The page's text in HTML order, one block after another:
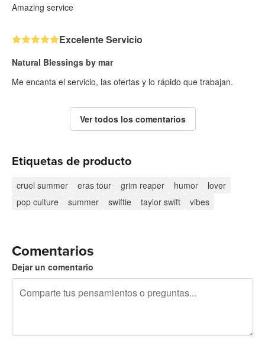
Amazing service
Excelente Servicio
Natural Blessings by mar
Me encanta el servicio, las ofertas y lo rápido que trabajan.
Ver todos los comentarios
Etiquetas de producto
cruel summer eras tour grim reaper humor
lover
pop culture
summer swiftie taylor swift vibes
Comentarios
Dejar un comentario